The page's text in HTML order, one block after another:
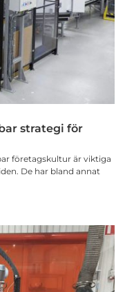
strategi för
företagskultur är viktiga
De har bland annat